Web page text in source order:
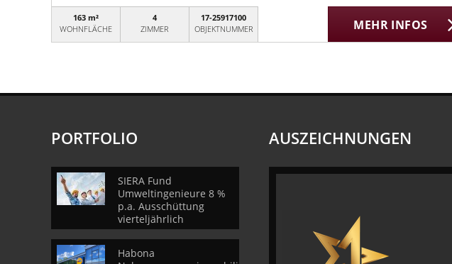
163 m²
WOHNFLÄCHE
4
ZIMMER
17-25917100
OBJEKTNUMMER
MEHR INFOS
PORTFOLIO
SIERA Fund
Umweltingenieure 8 %
p.a. Ausschüttung
vierteljährlich
Habona
AUSZEICHNUNGEN